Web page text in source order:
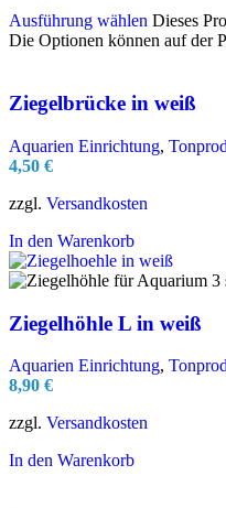
Ausführung wählen Dieses
Die Optionen können auf der
Ziegelbrücke in weiß
Aquarien Einrichtung,
4,50 €
zzgl. Versandkosten
In den Warenkorb
Ziegelhöhle L in weiß
Aquarien Einrichtung,
8,90 €
zzgl. Versandkosten
In den Warenkorb